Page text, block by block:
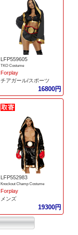
LFP559605
TKO Costume
Forplay
チアガール/スポーツ
16800円
LFP552983
Knockout Champ Costume
Forplay
メンズ
19300円